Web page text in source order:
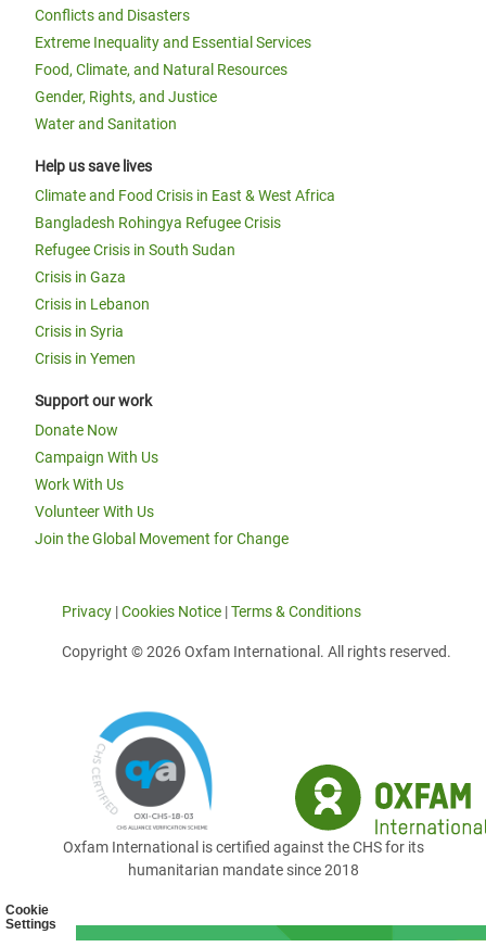
Cookie
Settings
Conflicts and Disasters
Extreme Inequality and Essential Services
Food, Climate, and Natural Resources
Gender, Rights, and Justice
Water and Sanitation
Help us save lives
Climate and Food Crisis in East & West Africa
Bangladesh Rohingya Refugee Crisis
Refugee Crisis in South Sudan
Crisis in Gaza
Crisis in Lebanon
Crisis in Syria
Crisis in Yemen
Support our work
Donate Now
Campaign With Us
Work With Us
Volunteer With Us
Join the Global Movement for Change
Privacy |Cookies Notice |Terms & Conditions
Copyright © 2026 Oxfam International. All rights reserved.
Oxfam International is certified against the CHS for its
humanitarian mandate since 2018